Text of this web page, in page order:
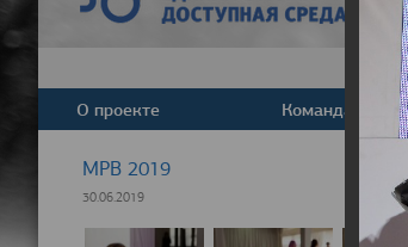
О проекте Команда
МРВ 2019
30.06.2019